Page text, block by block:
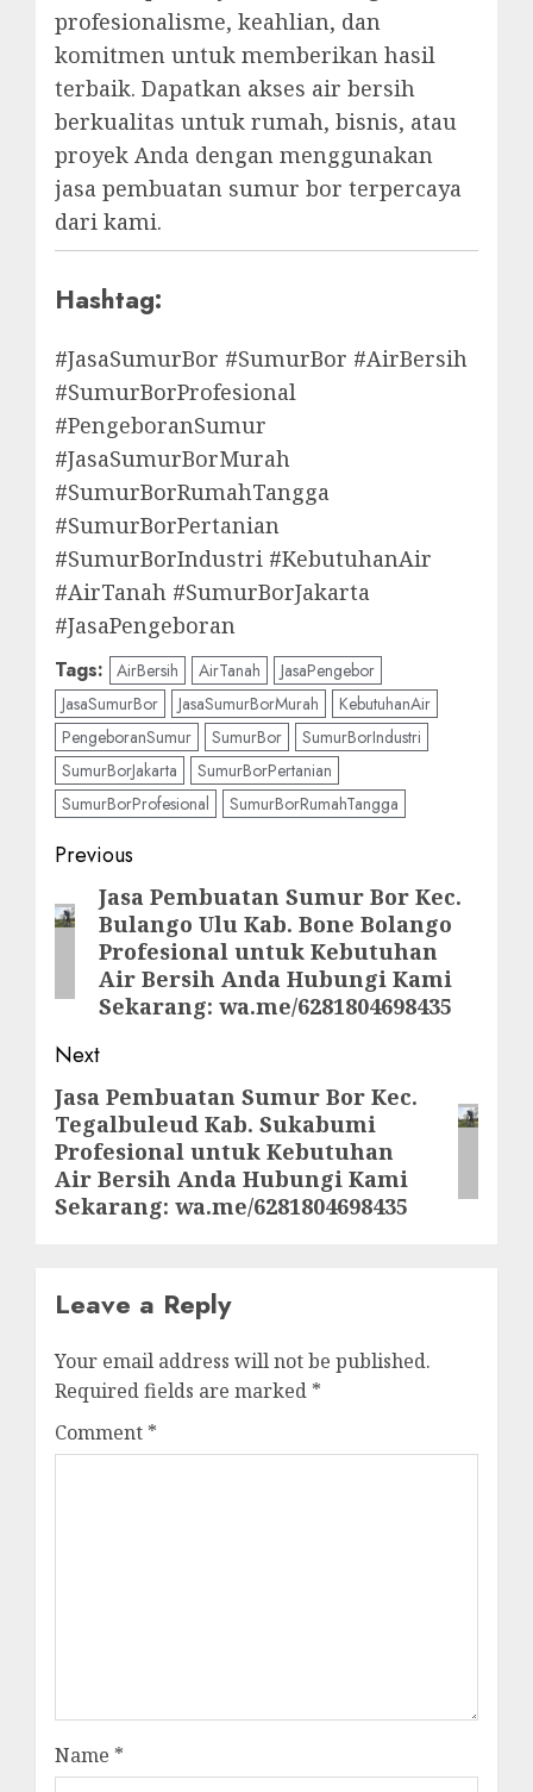
profesionalisme, keahlian, dan
komitmen untuk memberikan hasil
terbaik. Dapatkan akses air bersih
berkualitas untuk rumah, bisnis, atau
proyek Anda dengan menggunakan
jasa pembuatan sumur bor terpercaya
dari kami.
Hashtag:
#JasaSumurBor #SumurBor #AirBersih
#SumurBorProfesional
#PengeboranSumur
#JasaSumurBorMurah
#SumurBorRumahTangga
#SumurBorPertanian
#SumurBorIndustri #KebutuhanAir
#AirTanah #SumurBorJakarta
#JasaPengeboran
Tags: AirBersih AirTanah
JasaPengebor
JasaSumurBor
JasaSumurBorMurah
KebutuhanAir
PengeboranSumur
SumurBor
SumurBorIndustri
SumurBorJakarta
SumurBorPertanian
SumurBorProfesional
SumurBorRumahTangga
Post
navigation
Previous
Previous
post:
Jasa Pembuatan Sumur Bor Kec.
Bulango Ulu Kab. Bone Bolango
Profesional untuk Kebutuhan
Air Bersih Anda Hubungi Kami
Sekarang: wa.me/6281804698435
Next
Next
post:
Jasa Pembuatan Sumur Bor Kec.
Tegalbuleud Kab. Sukabumi
Profesional untuk Kebutuhan
Air Bersih Anda Hubungi Kami
Sekarang: wa.me/6281804698435
Leave a Reply
Your email address will not be published.
Required fields are marked *
Comment *
Name *